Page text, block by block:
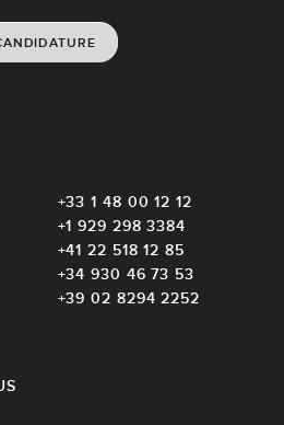
+33 1 48 00 12 12
+1 929 298 3384
+41 22 518 12 85
+34 930 46 73 53
+39 02 8294 2252